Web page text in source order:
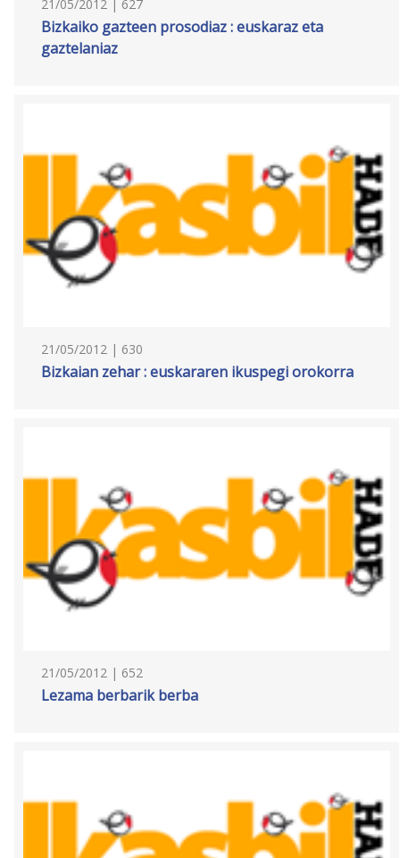
21/05/2012 | 627
Bizkaiko gazteen prosodiaz : euskaraz eta
gaztelaniaz
21/05/2012 | 630
Bizkaian zehar : euskararen ikuspegi orokorra
21/05/2012 | 652
Lezama berbarik berba